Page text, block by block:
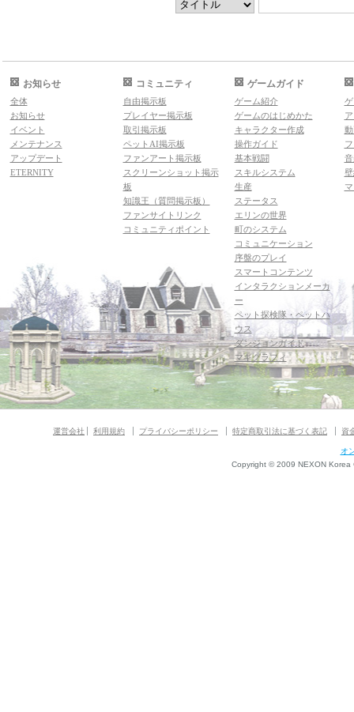
お知らせ
全体
お知らせ
イベント
メンテナンス
アップデート
ETERNITY
コミュニティ
自由掲示板
プレイヤー掲示板
取引掲示板
ペットAI掲示板
ファンアート掲示板
スクリーンショット掲示
板
知識王（質問掲示板）
ファンサイトリンク
コミュニティポイント
ゲームガイド
ゲーム紹介
ゲームのはじめかた
キャラクター作成
操作ガイド
基本戦闘
スキルシステム
生産
ステータス
エリンの世界
町のシステム
コミュニケーション
序盤のプレイ
スマートコンテンツ
インタラクションメーカ
ー
ペット探検隊・ペットハ
ウス
ダンジョンガイド
マギグラフィ
運営会社 利用規約 プライバシーポリシー 特定商取引法に基づく表記 資
オ
Copyright © 2009 NEXON Korea